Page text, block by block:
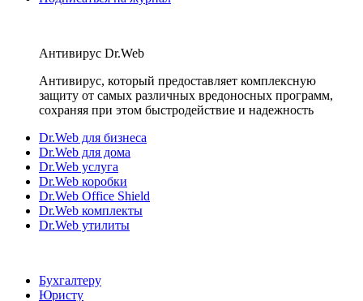
Антивирус Dr.Web
Антивирус, который предоставляет комплексную
защиту от самых различных вредоносных программ,
сохраняя при этом быстродействие и надежность
Dr.Web для бизнеса
Dr.Web для дома
Dr.Web услуга
Dr.Web коробки
Dr.Web Office Shield
Dr.Web комплекты
Dr.Web утилиты
Бухгалтеру
Юристу